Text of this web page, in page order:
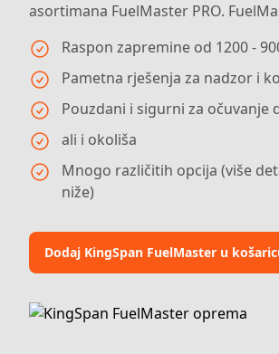
asortimana FuelMaster PRO.
Raspon zapremine od 1200 -
Pametna rješenja za nadzor i
Pouzdani i sigurni za očuvanje
ali i okoliša
Mnogo različitih opcija (više
niže)
Dodaj KingSpan FuelMaster u